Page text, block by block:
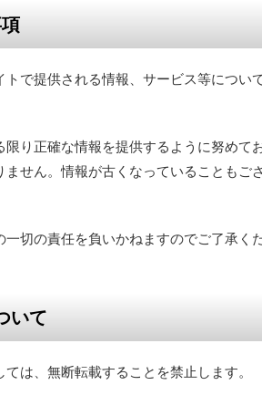
で提供される情報、サービス等につい
り正確な情報を提供するように努めて
せん。情報が古くなっていることもご
切の責任を負いかねますのでご了承く
いて
は、無断転載することを禁止します。